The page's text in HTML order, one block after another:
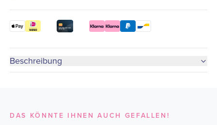
Beschreibung
DAS KÖNNTE IHNEN AUCH GEFALLEN!